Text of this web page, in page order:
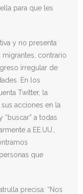
para que les
y no presenta
contrario
irregular de
En los
Twitter, la
acciones en la
“buscar” a todas
a EE.UU.,
que
precisa: “Nos